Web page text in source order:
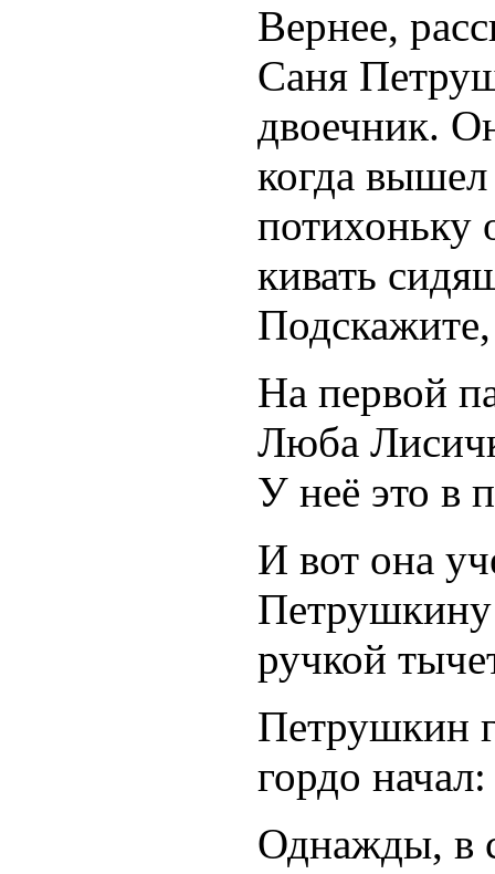
Вернее,
Саня
двоечник.
когда вышел
потихоньку
кивать
На первой
Люба
У неё это в
И вот она
ручкой
Петрушкин
гордо начал:
Однажды, в